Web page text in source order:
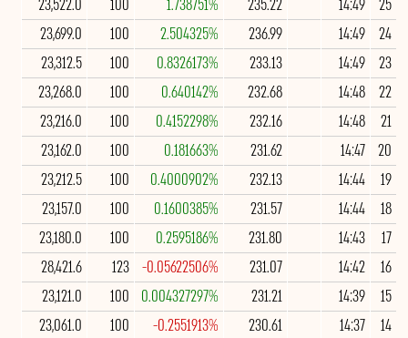
25
14:49
235.22
1.738751%
100
23,522.0
24
14:49
236.99
2.504325%
100
23,699.0
23
14:49
233.13
0.8326173%
100
23,312.5
22
14:48
232.68
0.640142%
100
23,268.0
21
14:48
232.16
0.4152298%
100
23,216.0
20
14:47
231.62
0.181663%
100
23,162.0
19
14:44
232.13
0.4000902%
100
23,212.5
18
14:44
231.57
0.1600385%
100
23,157.0
17
14:43
231.80
0.2595186%
100
23,180.0
16
14:42
231.07
-0.05622506%
123
28,421.6
15
14:39
231.21
0.004327297%
100
23,121.0
14
14:37
230.61
-0.2551913%
100
23,061.0